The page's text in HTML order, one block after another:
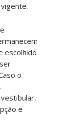
escolhido
o
e